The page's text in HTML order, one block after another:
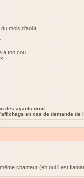
mois d'août
à ton cou
des ayants droit.
en cas de demande de
chanteur (eh oui il est